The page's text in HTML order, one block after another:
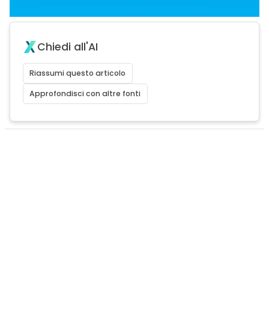
Chiedi all'AI
Riassumi questo articolo
Approfondisci con altre fonti